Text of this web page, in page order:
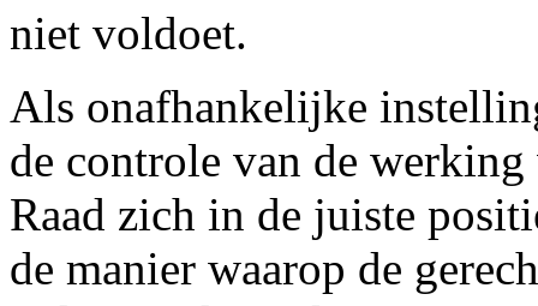
niet voldoet.
Als onafhankelijke
de controle van de
Raad zich in de juiste
de manier waarop de